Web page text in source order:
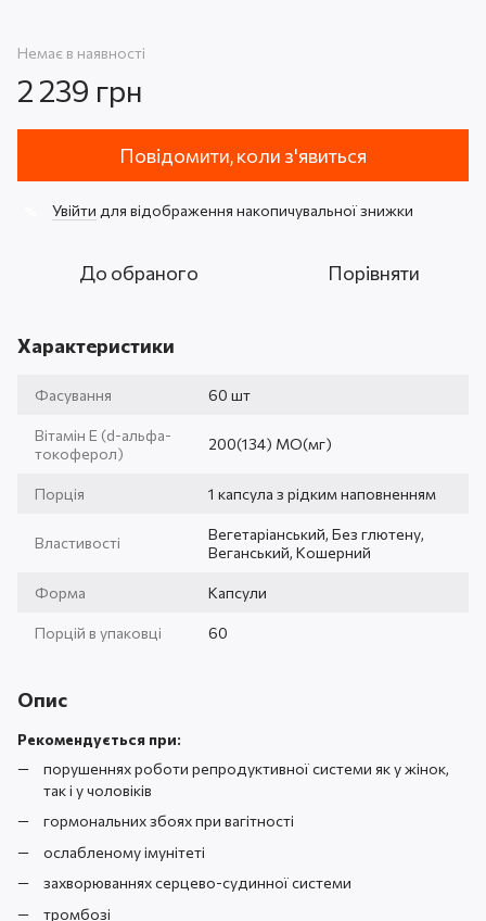
Немає в наявності
2 239 грн
Повідомити, коли з'явиться
Увійти для відображення накопичувальної знижки
До обраного Порівняти
Характеристики
Фасування 60 шт
Вітамін Е (d-альфа-
токоферол)
200(134) МО(мг)
Порція 1 капсула з рідким наповненням
Властивості
Вегетаріанський, Без глютену,
Веганський, Кошерний
Форма Капсули
Порцій в упаковці 60
Опис
Рекомендується при:
порушеннях роботи репродуктивної системи як у жінок,
так і у чоловіків
гормональних збоях при вагітності
ослабленому імунітеті
захворюваннях серцево-судинної системи
тромбозі